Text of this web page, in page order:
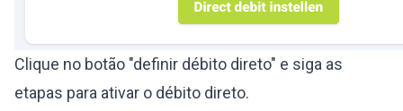
Clique no botão "definir débito direto" e siga as
etapas para ativar o débito direto.